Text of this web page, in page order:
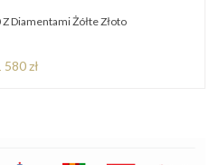
Diamentami Żółte Złoto
580 zł